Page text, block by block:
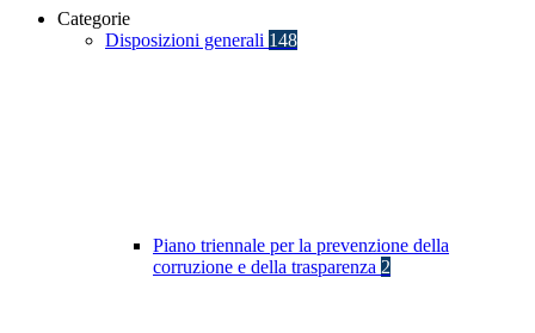
Categorie
Disposizioni generali 148
Piano triennale per la prevenzione della
corruzione e della trasparenza 2